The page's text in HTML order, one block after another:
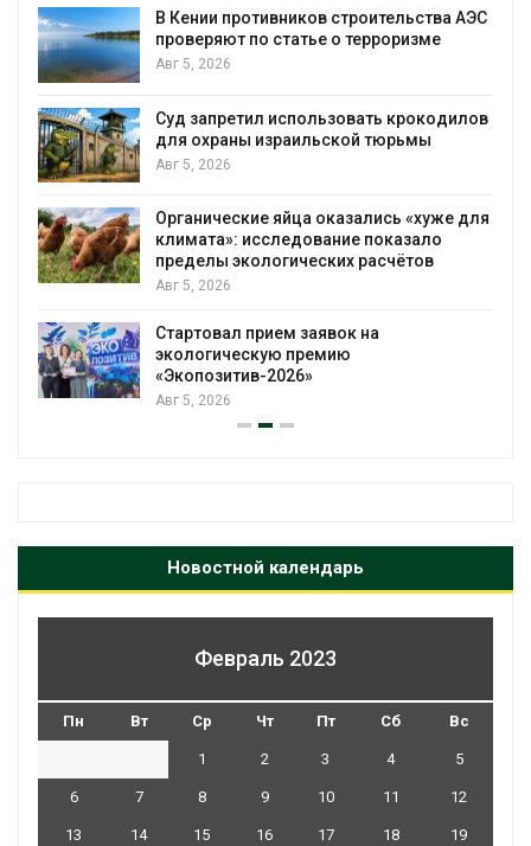
В Кении противников строительства АЭС
проверяют по статье о терроризме
Авг 5, 2026
Суд запретил использовать крокодилов
для охраны израильской тюрьмы
Авг 5, 2026
Органические яйца оказались «хуже для
климата»: исследование показало
пределы экологических расчётов
Авг 5, 2026
Стартовал прием заявок на
экологическую премию
«Экопозитив-2026»
Авг 5, 2026
Новостной календарь
Февраль 2023
Пн Вт Ср Чт Пт Сб Вс
1 2 3 4 5
6 7 8 9 10 11 12
13 14 15 16 17 18 19